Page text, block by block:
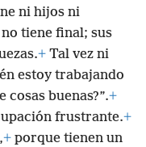
ni hijos ni
tiene final; sus
+ Tal vez ni
estoy trabajando
buenas?”.+
frustrante.+
+ porque tienen un